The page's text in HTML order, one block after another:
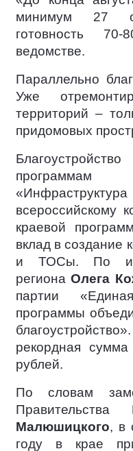
минимум 27
готовность
ведомстве.
Параллельно
Уже
территорий –
придомовых
всероссийскому
краевой
вклад в создание
и ТОСы. По
регионаОлега
партии
программы
рекордная
рублей.
По словам
Малюшицкого, в
году в крае